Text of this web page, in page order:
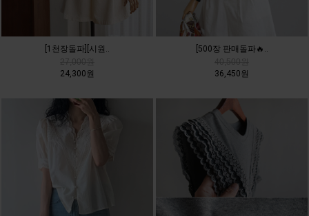
[1천장돌파][시원..
24,300원
[500장 판매돌파🔥..
36,450원